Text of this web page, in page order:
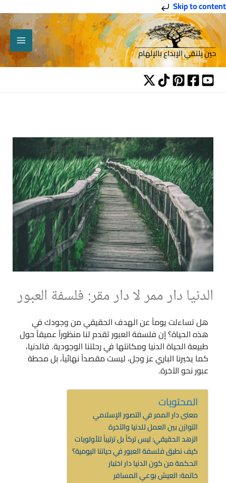
Skip to content
تخطي
إلى
المحتوى
حين يلتقي الإبداع بالإلهام
الدنيا دار ممر لا دار مقر: فلسفة العبور
هل تساءلت يوماً عن الهدف الحقيقي من وجودك في
هذه الحياة؟ إن فلسفة العبور تقدم لنا منظوراً عميقاً حول
طبيعة الحياة الدنيا ومكانتها في رحلتنا الوجودية. فالدنيا،
كما يخبرنا الباري عز وجل، ليست مقصداً نهائياً، بل محطة
عبور نحو الآخرة.
المحتويات
معنى دار الممر في التصور الإسلامي
التوازن بين العمل للدنيا والآخرة
الزهد الحقيقي: ليس تركاً بل ترتيباً للأولويات
كيف نطبق فلسفة العبور في حياتنا اليومية؟
الحكمة من كون الدنيا دار اختبار
خاتمة: العيش بوعي المسافر